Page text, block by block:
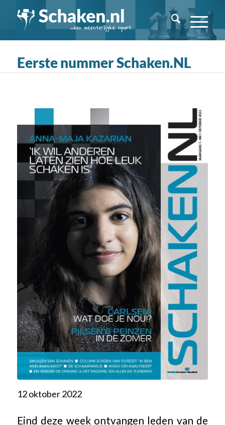
Eerste nummer Schaken.NL
12 oktober 2022
Eind deze week ontvangen leden van de